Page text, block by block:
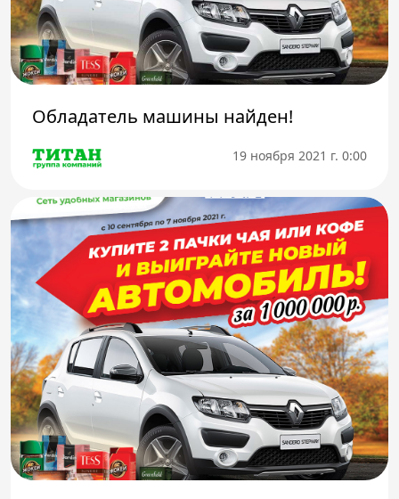
Обладатель машины найден!
19 ноября 2021 г. 0:00